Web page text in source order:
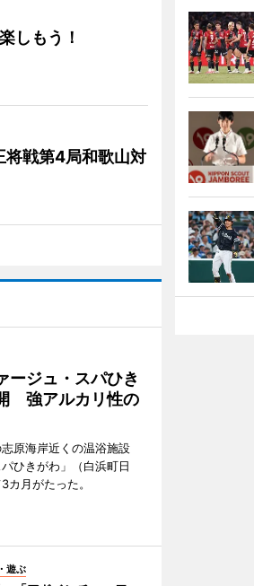
しもう！
将戦第4局和歌山対
ージュ・スパひき
強アルカリ性の
原海岸近くの温浴施設
ひきがわ」（白浜町日
カ月がたった。
遊ぶ